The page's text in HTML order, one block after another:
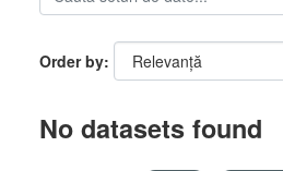
Order by
No datasets found